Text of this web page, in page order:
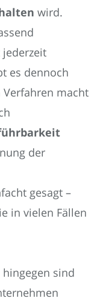
wird.
es dennoch
macht
der
gesagt –
in vielen Fällen
hingegen sind